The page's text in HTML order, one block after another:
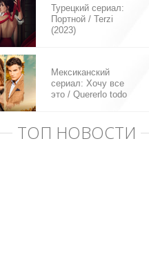
Турецкий сериал:
Портной / Terzi
(2023)
Мексиканский
сериал: Хочу все
это / Quererlo todo
ТОП НОВОСТИ